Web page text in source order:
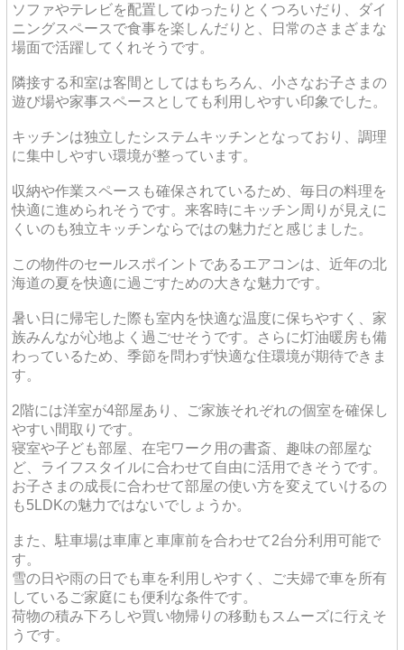
ソファやテレビを配置してゆったりとくつろいだり、ダイ
ニングスペースで食事を楽しんだりと、日常のさまざまな
場面で活躍してくれそうです。
隣接する和室は客間としてはもちろん、小さなお子さまの
遊び場や家事スペースとしても利用しやすい印象でした。
キッチンは独立したシステムキッチンとなっており、調理
に集中しやすい環境が整っています。
収納や作業スペースも確保されているため、毎日の料理を
快適に進められそうです。来客時にキッチン周りが見えに
くいのも独立キッチンならではの魅力だと感じました。
この物件のセールスポイントであるエアコンは、近年の北
海道の夏を快適に過ごすための大きな魅力です。
暑い日に帰宅した際も室内を快適な温度に保ちやすく、家
族みんなが心地よく過ごせそうです。さらに灯油暖房も備
わっているため、季節を問わず快適な住環境が期待できま
す。
2階には洋室が4部屋あり、ご家族それぞれの個室を確保し
やすい間取りです。
寝室や子ども部屋、在宅ワーク用の書斎、趣味の部屋な
ど、ライフスタイルに合わせて自由に活用できそうです。
お子さまの成長に合わせて部屋の使い方を変えていけるの
も5LDKの魅力ではないでしょうか。
また、駐車場は車庫と車庫前を合わせて2台分利用可能で
す。
雪の日や雨の日でも車を利用しやすく、ご夫婦で車を所有
しているご家庭にも便利な条件です。
荷物の積み下ろしや買い物帰りの移動もスムーズに行えそ
うです。